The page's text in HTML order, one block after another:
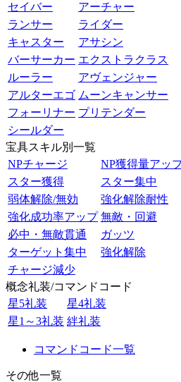
セイバー
アーチャー
ランサー
ライダー
キャスター
アサシン
バーサーカー エクストラクラス
ルーラー
アヴェンジャー
アルターエゴ ムーンキャンサー
フォーリナー プリテンダー
シールダー
宝具スキル別一覧
NPチャージ
NP獲得量アッ
スター獲得
スター集中
弱体解除/無効
強化解除耐性
強化成功率アップ 無敵・回避
必中・無敵貫通
ガッツ
ターゲット集中
強化解除
チャージ減少
概念礼装/コマンドコード
星5礼装
星4礼装
星1～3礼装 絆礼装
コマンドコード一覧
その他一覧